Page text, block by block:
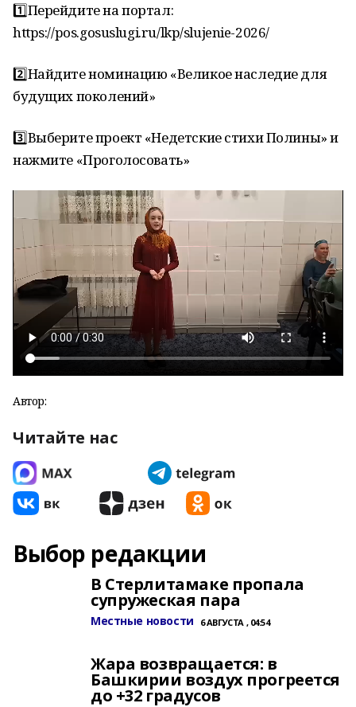
1️⃣Перейдите на портал:
https://pos.gosuslugi.ru/lkp/slujenie-2026/
2️⃣Найдите номинацию «Великое наследие для
будущих поколений»
3️⃣Выберите проект «Недетские стихи Полины» и
нажмите «Проголосовать»
Автор:
Читайте нас
Выбор редакции
В Стерлитамаке пропала
супружеская пара
Местные новости 6 АВГУСТА , 04:54
Жара возвращается: в
Башкирии воздух прогреется
до +32 градусов